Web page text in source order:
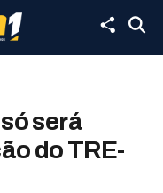
será
do TRE-